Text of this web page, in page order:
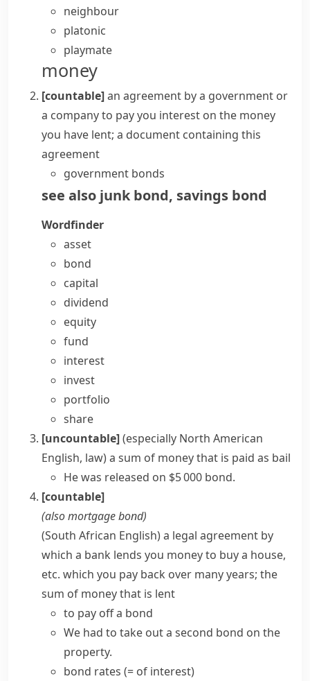
neighbour
platonic
playmate
money
[countable]an agreement by a government or
a company to pay you interest on the money
you have lent; a document containing this
agreement
government bonds
see also junk bond, savings bond
Wordfinder
asset
bond
capital
dividend
equity
fund
interest
invest
portfolio
share
[uncountable](especially North American
English, law)a sum of money that is paid as bail
He was released on $5 000 bond.
[countable]
(alsomortgage bond)
(South African English)a legal agreement by
which a bank lends you money to buy a house,
etc. which you pay back over many years; the
sum of money that is lent
to pay off a bond
We had to take out a second bond on the
property.
bond rates (= of interest)